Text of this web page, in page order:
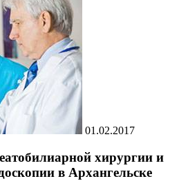
01.02.2017
хирургии и
в Архангельске